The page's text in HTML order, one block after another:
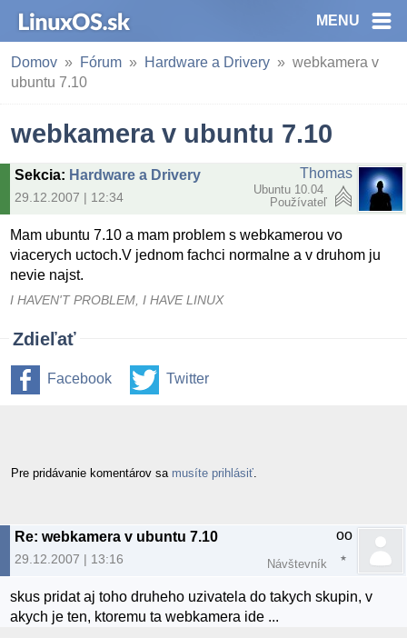
MENU
Domov Fórum Hardware a Drivery
webkamera v
ubuntu 7.10
webkamera v ubuntu 7.10
Sekcia: Hardware a Drivery
29.12.2007 | 12:34
Thomas
Ubuntu 10.04
Používateľ
Mam ubuntu 7.10 a mam problem s webkamerou vo
viacerych uctoch.V jednom fachci normalne a v druhom ju
nevie najst.
I HAVEN'T PROBLEM, I HAVE LINUX
Zdieľať
Facebook Twitter
Pre pridávanie komentárov sa musíte prihlásiť
Re: webkamera v ubuntu 7.10
29.12.2007 | 13:16
oo
Návštevník
skus pridat aj toho druheho uzivatela do takych skupin, v
akych je ten, ktoremu ta webkamera ide ...